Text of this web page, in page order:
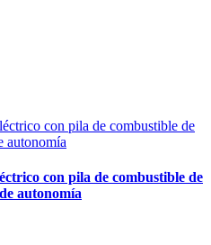
con pila de combustible de
autonomía